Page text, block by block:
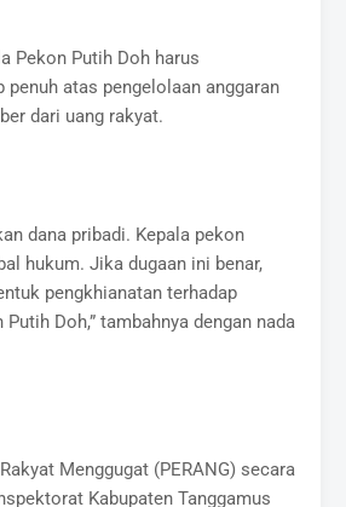
Pekon Putih Doh harus
penuh atas pengelolaan anggaran
dari uang rakyat.
dana pribadi. Kepala pekon
hukum. Jika dugaan ini benar,
pengkhianatan terhadap
Doh,” tambahnya dengan nada
Menggugat (PERANG) secara
Kabupaten Tanggamus